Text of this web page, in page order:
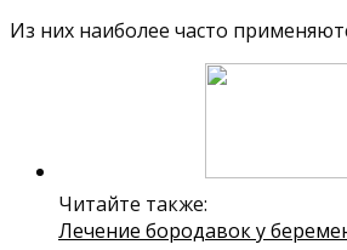
Из них наиболее часто
Читайте также:
Лечение бородавок у